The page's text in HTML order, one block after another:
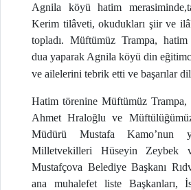
Agnila köyü hatim
Kerim tilâveti, okudukları şiir ve
topladı. Müftümüz Trampa, hatim
dua yaparak Agnila köyü din
ve ailelerini tebrik etti ve başarılar
Hatim törenine Müftümüz Trampa,
Ahmet Hraloğlu ve
Müdürü Mustafa Kamo’nun
Milletvekilleri Hüseyin Zeybek
Mustafçova Belediye Başkanı
ana muhalefet liste Başkanları,